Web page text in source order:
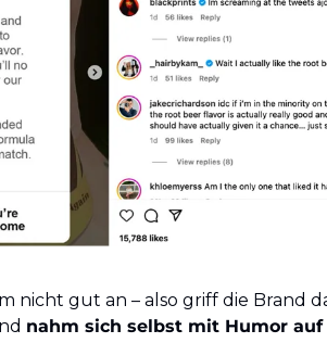
nicht gut an – also griff die Brand
nahm sich selbst mit Humor auf